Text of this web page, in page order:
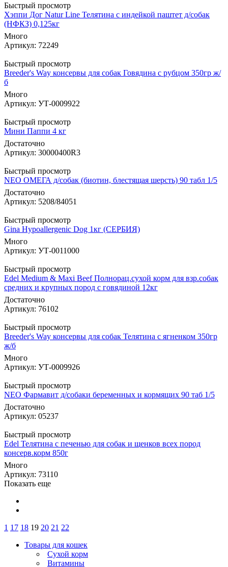
Быстрый просмотр
Хэппи Дог Natur Line Телятина с индейкой паштет д/собак
(НФКЗ) 0,125кг
Много
Артикул: 72249
Быстрый просмотр
Breeder's Way консервы для собак Говядина с рубцом 350гр ж/
б
Много
Артикул: УТ-0009922
Быстрый просмотр
Мини Паппи 4 кг
Достаточно
Артикул: 30000400R3
Быстрый просмотр
NEO ОМЕГА д/собак (биотин, блестящая шерсть) 90 табл 1/5
Достаточно
Артикул: 5208/84051
Быстрый просмотр
Gina Hypoallergenic Dog 1кг (СЕРБИЯ)
Много
Артикул: УТ-0011000
Быстрый просмотр
Edel Medium & Maxi Beef Полнорац.сухой корм для взр.собак
средних и крупных пород с говядиной 12кг
Достаточно
Артикул: 76102
Быстрый просмотр
Breeder's Way консервы для собак Телятина с ягненком 350гр
ж/б
Много
Артикул: УТ-0009926
Быстрый просмотр
NEO Фармавит д/собаки беременных и кормящих 90 таб 1/5
Достаточно
Артикул: 05237
Быстрый просмотр
Edel Телятина с печенью для собак и щенков всех пород
консерв.корм 850г
Много
Артикул: 73110
Показать еще
1 17 18 19 20 21 22
Товары для кошек
Cухой корм
Витамины